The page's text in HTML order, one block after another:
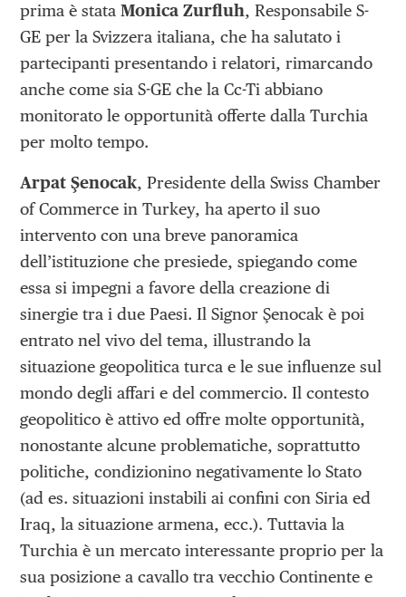
prima è stataMonica Zurfluh, Responsabile S-
GE per la Svizzera italiana, che ha salutato i
partecipanti presentando i relatori, rimarcando
anche come sia S-GE che la Cc-Ti abbiano
monitorato le opportunità offerte dalla Turchia
per molto tempo.
Arpat Şenocak, Presidente della Swiss Chamber
of Commerce in Turkey, ha aperto il suo
intervento con una breve panoramica
dell’istituzione che presiede, spiegando come
essa si impegni a favore della creazione di
sinergie tra i due Paesi. Il Signor Şenocak è poi
entrato nel vivo del tema, illustrando la
situazione geopolitica turca e le sue influenze sul
mondo degli affari e del commercio. Il contesto
geopolitico è attivo ed offre molte opportunità,
nonostante alcune problematiche, soprattutto
politiche, condizionino negativamente lo Stato
(ad es. situazioni instabili ai confini con Siria ed
Iraq, la situazione armena, ecc.). Tuttavia la
Turchia è un mercato interessante proprio per la
sua posizione a cavallo tra vecchio Continente e